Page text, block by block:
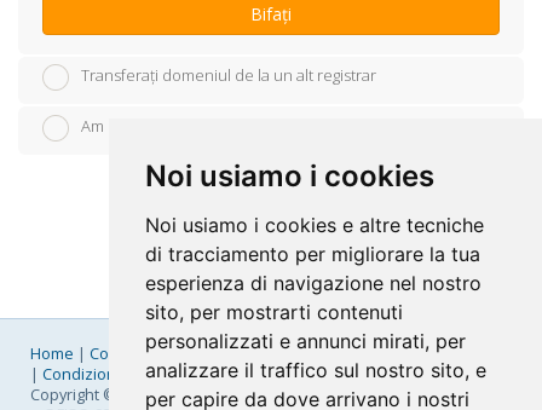
Noi usiamo i cookies
Noi usiamo i cookies e altre tecniche
di tracciamento per migliorare la tua
esperienza di navigazione nel nostro
sito, per mostrarti contenuti
personalizzati e annunci mirati, per
analizzare il traffico sul nostro sito, e
per capire da dove arrivano i nostri
Bifați
Transferați domeniul de la un alt registrar
Am domeniul meu (voi actualiza nameserverele)
Home | Company| Listino Prezzi|Pagamenti|SLA|Privacy
| Condizioni Generali|Fatturazione Elettronica|Mappa
Copyright © 2026 FastNom Planetel S.p.A. - Divisione .Cloud - P.IVA